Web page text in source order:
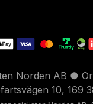
Norden AB ●
10, 169